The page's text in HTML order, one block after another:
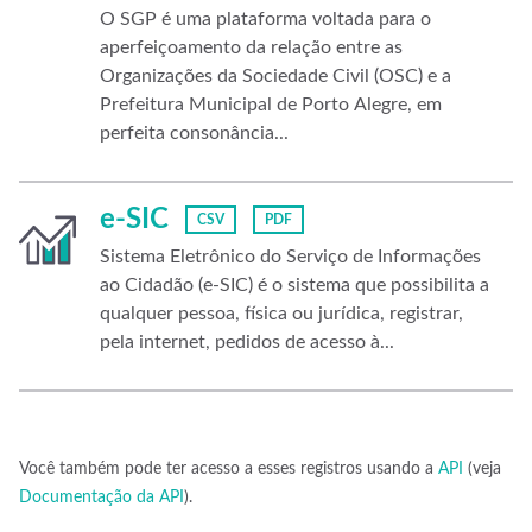
O SGP é uma plataforma voltada para o
aperfeiçoamento da relação entre as
Organizações da Sociedade Civil (OSC) e a
Prefeitura Municipal de Porto Alegre, em
perfeita consonância...
e-SIC CSV PDF
Sistema Eletrônico do Serviço de Informações
ao Cidadão (e-SIC) é o sistema que possibilita a
qualquer pessoa, física ou jurídica, registrar,
pela internet, pedidos de acesso à...
Você também pode ter acesso a esses registros usando a API (veja
Documentação da API ).